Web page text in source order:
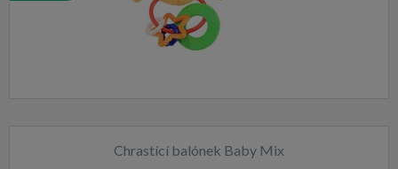
Chrastící balónek Baby Mix